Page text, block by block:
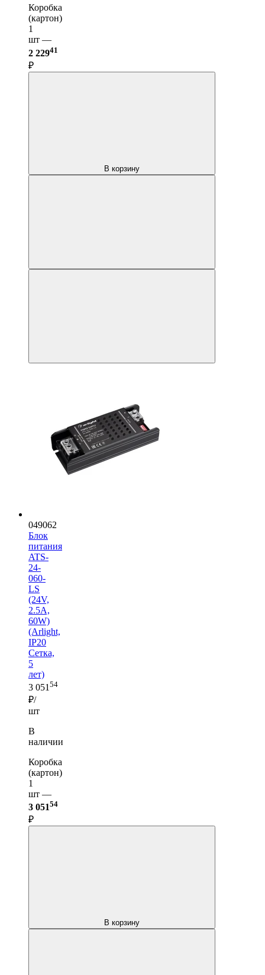
Коробка
(картон)
1
шт —
2 22941
₽
В корзину
049062
Блок
питания
ATS-
24-
060-
LS
(24V,
2.5A,
60W)
(Arlight,
IP20
Сетка,
5
лет)
3 051 54
₽/
шт
В
наличии
Коробка
(картон)
1
шт —
3 05154
₽
В корзину